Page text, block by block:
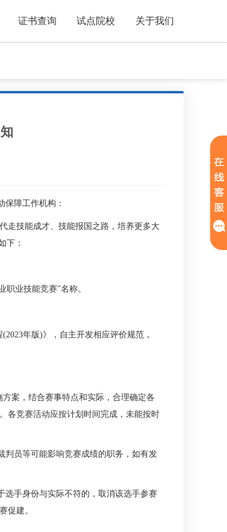
证书查询 试点院校 关于我们
障工作机构：
技能成才、技能报国之路，培养更多大
下：
业技能竞赛”名称。
年版)》，自主开发相应评价规范，
案，结合赛事特点和实际，合理确定各
各竞赛活动应按计划时间完成，未能按时
员等可能影响竞赛成绩的职务，如有发
手身份与实际不符的，取消该选手参赛
促建。